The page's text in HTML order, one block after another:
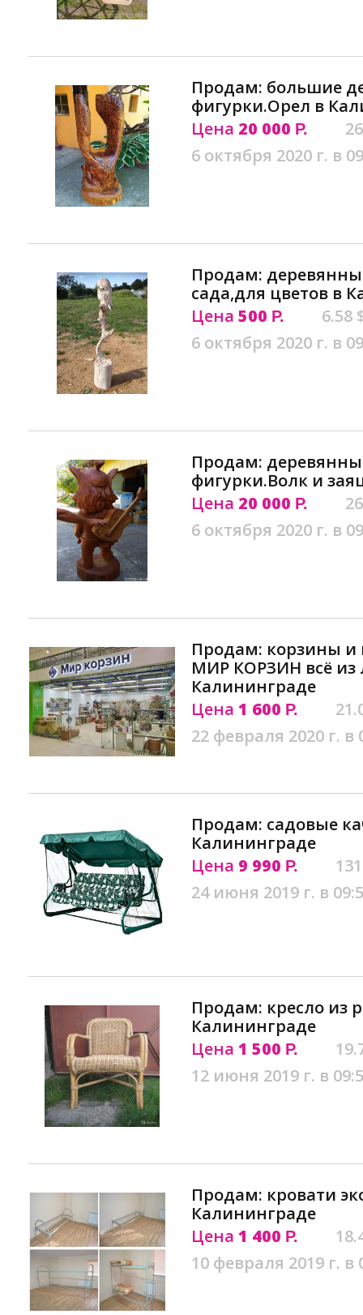
Продам: большие
фигурки.Орел в
Цена 20 000 Р.
6 октября 2020 г. в
Продам:
сада,для цветов в
Цена 500 Р.
6.58
6 октября 2020 г. в
Продам:
фигурки.Волк и
Цена 20 000 Р.
6 октября 2020 г. в
Продам: корзины и
МИР КОРЗИН всё из
Калининграде
Цена 1 600 Р.
22 февраля 2020 г. в
Продам: садовые
Калининграде
Цена 9 990 Р.
24 июня 2019 г. в
Продам: кресло из
Калининграде
Цена 1 500 Р.
12 июня 2019 г. в
Продам: кровати
Калининграде
Цена 1 400 Р.
10 февраля 2019 г. в